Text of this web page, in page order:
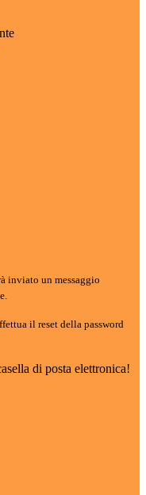
inviato un messaggio
il reset della password
di posta elettronica!